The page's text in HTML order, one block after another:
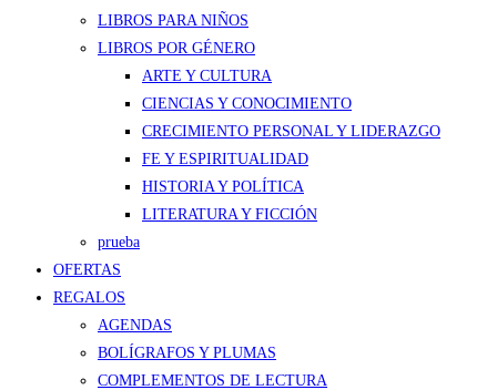
LIBROS PARA NIÑOS
LIBROS POR GÉNERO
ARTE Y CULTURA
CIENCIAS Y CONOCIMIENTO
CRECIMIENTO PERSONAL Y LIDERAZGO
FE Y ESPIRITUALIDAD
HISTORIA Y POLÍTICA
LITERATURA Y FICCIÓN
prueba
OFERTAS
REGALOS
AGENDAS
BOLÍGRAFOS Y PLUMAS
COMPLEMENTOS DE LECTURA